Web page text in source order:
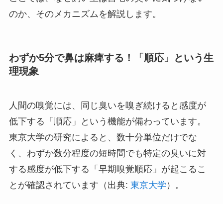
のか、そのメカニズムを解説します。
わずか5分で鼻は麻痺する！「順応」という生
理現象
人間の嗅覚には、同じ臭いを嗅ぎ続けると感度が
低下する「順応」という機能が備わっています。
東京大学の研究によると、数十分単位だけでな
く、わずか数分程度の短時間でも特定の臭いに対
する感度が低下する「早期嗅覚順応」が起こるこ
とが確認されています（出典: 東京大学 ）。